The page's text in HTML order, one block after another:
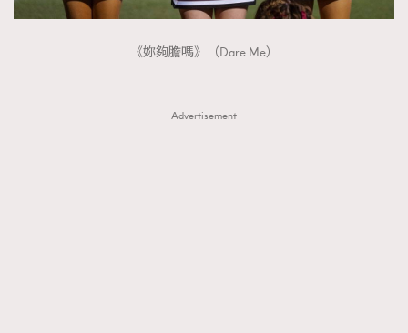
《妳夠膽嗎》（Dare Me）
Advertisement